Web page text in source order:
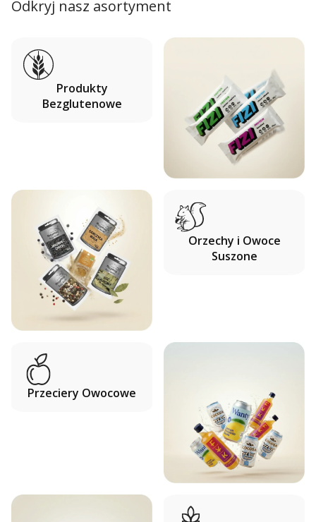
Odkryj nasz asortyment
Produkty
Bezglutenowe
Orzechy i Owoce
Suszone
Przeciery Owocowe